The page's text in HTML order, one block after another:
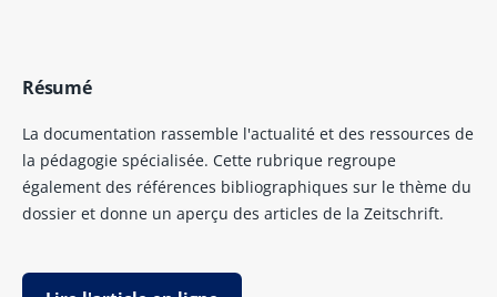
Résumé
La documentation rassemble l'actualité et des ressources de
la pédagogie spécialisée. Cette rubrique regroupe
également des références bibliographiques sur le thème du
dossier et donne un aperçu des articles de la Zeitschrift.